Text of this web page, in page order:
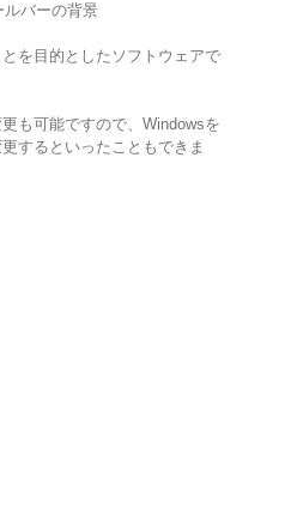
バーの背景
を目的としたソフトウェアで
も可能ですので、Windowsを
するといったこともできま